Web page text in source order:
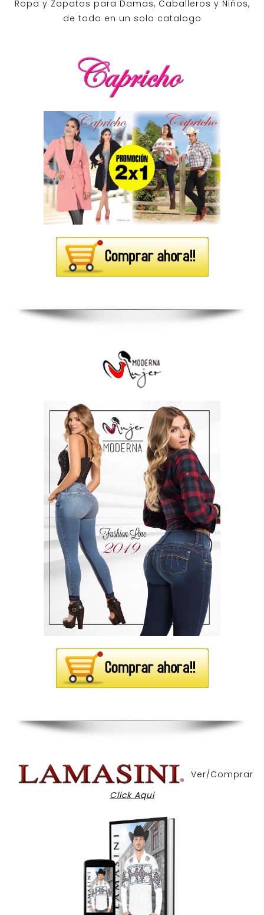
Ropa y Zapatos para Damas, Caballeros y Niños,
de todo en un solo catalogo
Ver/Comprar
Click Aqui